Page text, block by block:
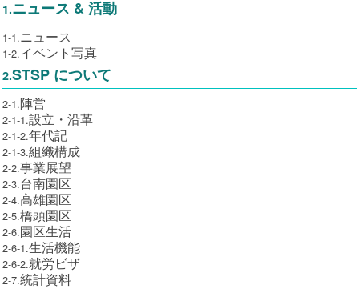
1.ニュース & 活動
1-1.ニュース
1-2.イベント写真
2.STSP について
2-1.陣営
2-1-1.設立・沿革
2-1-2.年代記
2-1-3.組織構成
2-2.事業展望
2-3.台南園区
2-4.高雄園区
2-5.橋頭園区
2-6.園区生活
2-6-1.生活機能
2-6-2.就労ビザ
2-7.統計資料